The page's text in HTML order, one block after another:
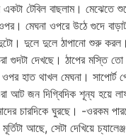
টেবিল বাছলাম। মেঝেতে
ওপর। মেঘনা ওপরে উঠে গুদে
দুলে দুলে ঠাপানো শুরু
গুদটা দেখছে। ঠাপের মস্তি
হাত থাখল মেঘনা। সাপোর্ট
আট জন দিগ্বিদিক শূন্য হয়ে
চারদিকে ঘুরছে। -ওরকম
আছে, সেটা দেখিয়ে